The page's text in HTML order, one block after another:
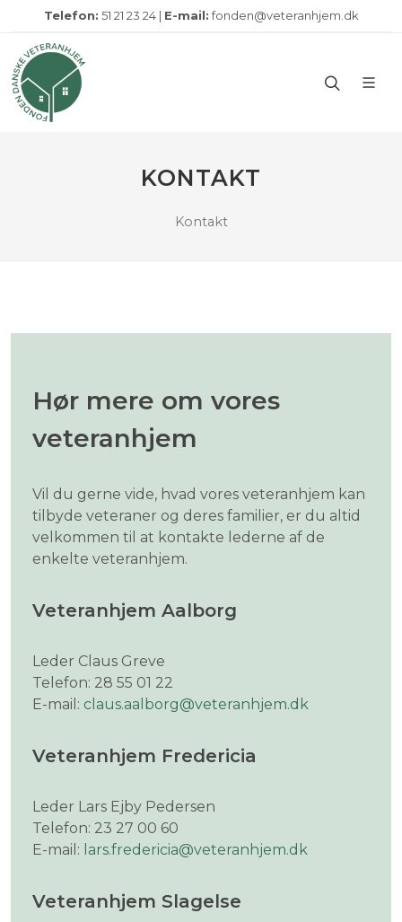
Telefon: 51 21 23 24 | E-mail: fonden@veteranhjem.dk
KONTAKT
Kontakt
Hør mere om vores
veteranhjem
Vil du gerne vide, hvad vores veteranhjem kan
tilbyde veteraner og deres familier, er du altid
velkommen til at kontakte lederne af de
enkelte veteranhjem.
Veteranhjem Aalborg
Leder Claus Greve
Telefon: 28 55 01 22
E-mail: claus.aalborg@veteranhjem.dk
Veteranhjem Fredericia
Leder Lars Ejby Pedersen
Telefon: 23 27 00 60
E-mail: lars.fredericia@veteranhjem.dk
Veteranhjem Slagelse